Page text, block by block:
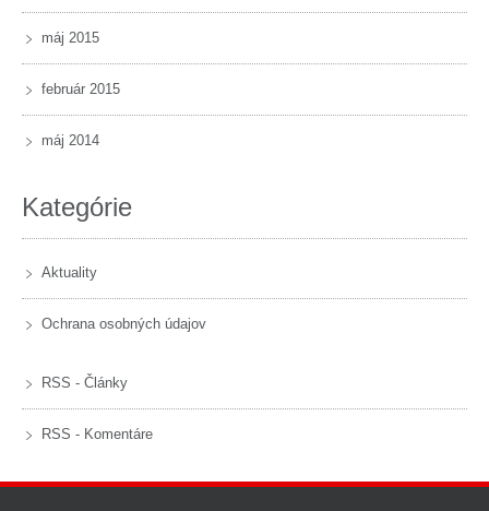
máj 2015
február 2015
máj 2014
Kategórie
Aktuality
Ochrana osobných údajov
RSS - Články
RSS - Komentáre